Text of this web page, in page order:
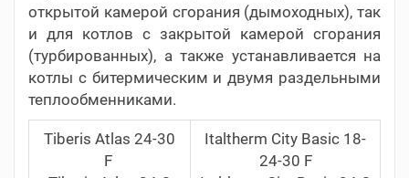
открытой камерой сгорания (дымоходных), так
и для котлов с закрытой камерой сгорания
(турбированных), а также устанавливается на
котлы с битермическим и двумя раздельными
теплообменниками.
Tiberis Atlas 24-30
F
Italtherm City Basic 18-
24-30 F